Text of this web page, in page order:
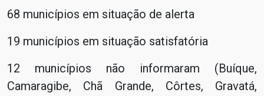
68 municípios em situação de alerta
19 municípios em situação satisfatória
12 municípios não informaram (Buíque,
Camaragibe, Chã Grande, Côrtes, Gravatá,